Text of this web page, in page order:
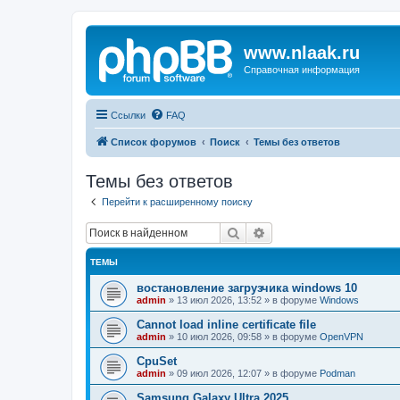
www.nlaak.ru
Справочная информация
Ссылки FAQ
Список форумов Поиск Темы без ответов
Темы без ответов
Перейти к расширенному поиску
Поиск
ТЕМЫ
востановление загрузчика windows 10
admin » 13 июл 2026, 13:52 » в форуме Windows
Cannot load inline certificate file
admin » 10 июл 2026, 09:58 » в форуме OpenVPN
CpuSet
admin » 09 июл 2026, 12:07 » в форуме Podman